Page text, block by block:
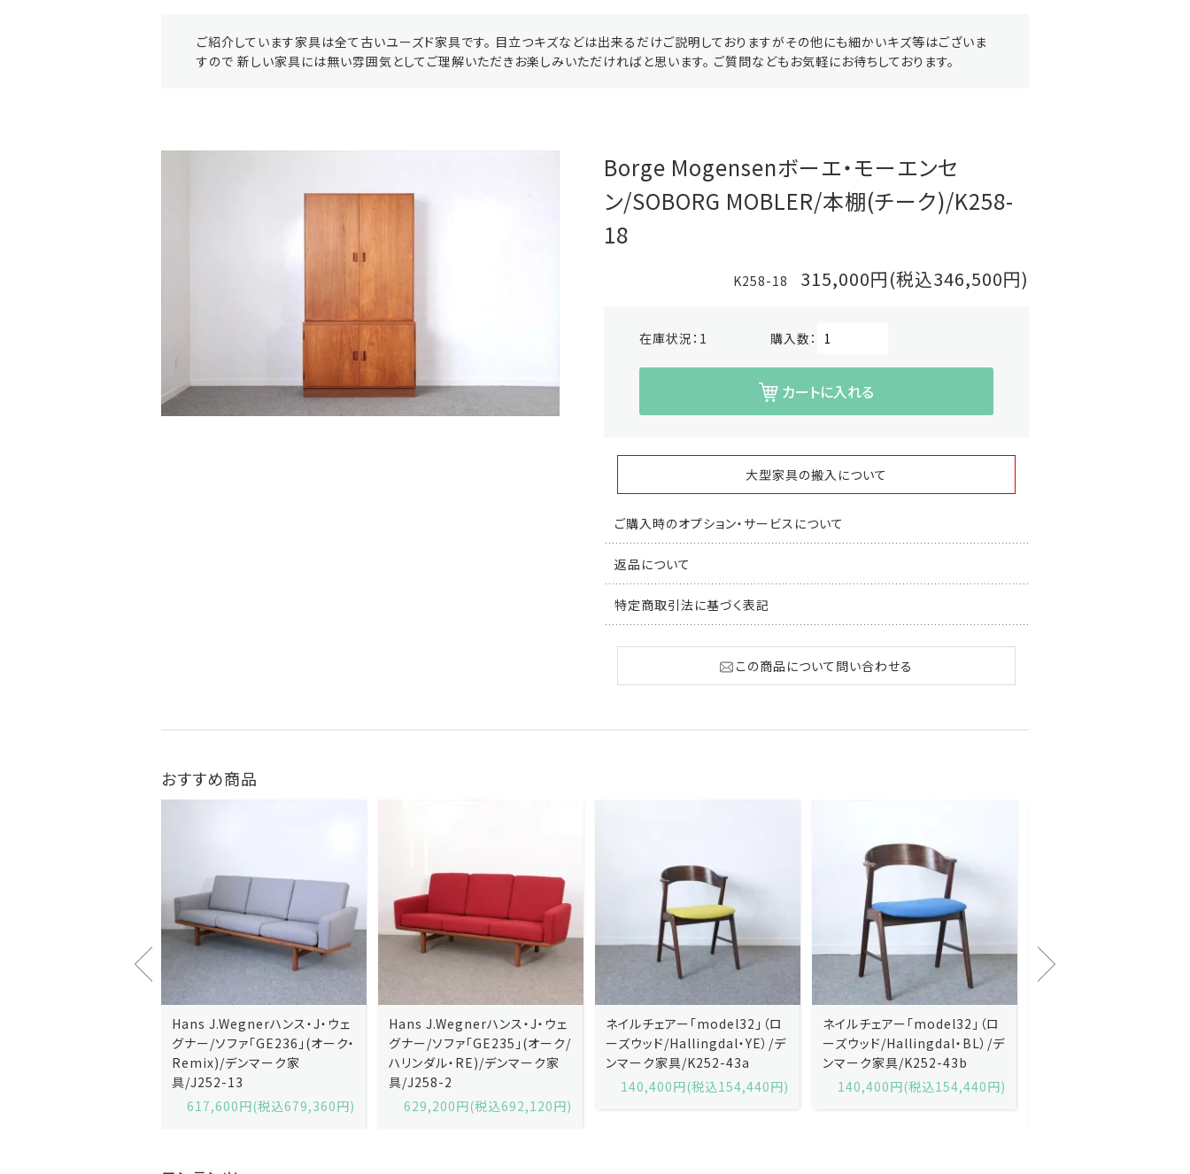
ご紹介しています家具は全て古いユーズド家具です。 目立つキズなどは出来るだけご説明しておりますがその他にも細かいキズ等はございま
すので 新しい家具には無い雰囲気としてご理解いただきお楽しみいただければと思います。 ご質問などもお気軽にお待ちしております。
Borge Mogensenボーエ・モーエンセ
ン/SOBORG MOBLER/本棚(チーク)/K258-
18
K258-18 315,000円(税込346,500円)
在庫状況： 1 購入数：
カートに入れる
大型家具の搬入について
ご購入時のオプション・サービスについて
返品について
特定商取引法に基づく表記
この商品について問い合わせる
おすすめ商品
Hans J.Wegnerハンス・J・ウェ
グナー/ソファ「GE235」(オーク/
ハリンダル・RE)/デンマーク家
具/J258-2
629,200円(税込692,120円)
ネイルチェアー「model32」（ロ
ーズウッド/Hallingdal・YE）/デ
ンマーク家具/K252-43a
140,400円(税込154,440円)
ネイルチェアー「model32」（ロ
ーズウッド/Hallingdal・BL）/デ
ンマーク家具/K252-43b
140,400円(税込154,440円)
Kai Kristiansenカイ・クリスチ
ャンセン/ダイニングチェアー
「No.42」（ローズウッド・レザー
黒）/デンマーク家具/J252-57j